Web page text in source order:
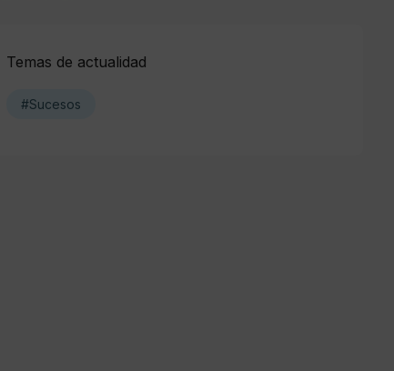
Temas de actualidad
#Sucesos